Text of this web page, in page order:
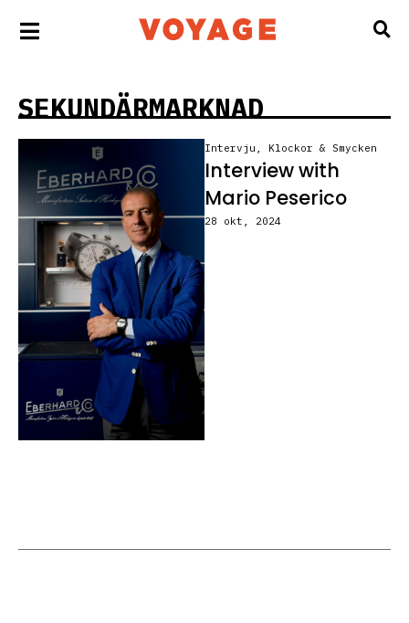
SEKUNDÄRMARKNAD
Intervju , Klockor & Smycken
Interview with
Mario Peserico
28 okt, 2024